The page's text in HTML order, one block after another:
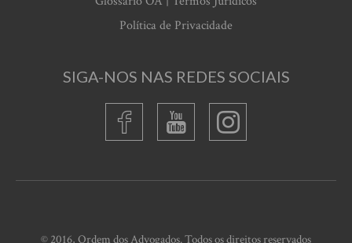
Política de Privacidade
SIGA-NOS NAS REDES SOCIAIS
© 2016, Ordem dos Advogados. Todos os direitos reservados